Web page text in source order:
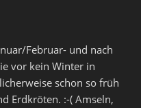
Februar- und nach
vor kein Winter in
schon so früh
Erdkröten. :-( Amseln,